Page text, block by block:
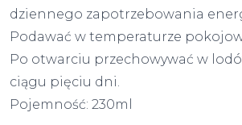
dziennego zapotrzebowania
Podawać w temperaturze
Po otwarciu przechowywać w
ciągu pięciu dni.
Pojemność: 230ml